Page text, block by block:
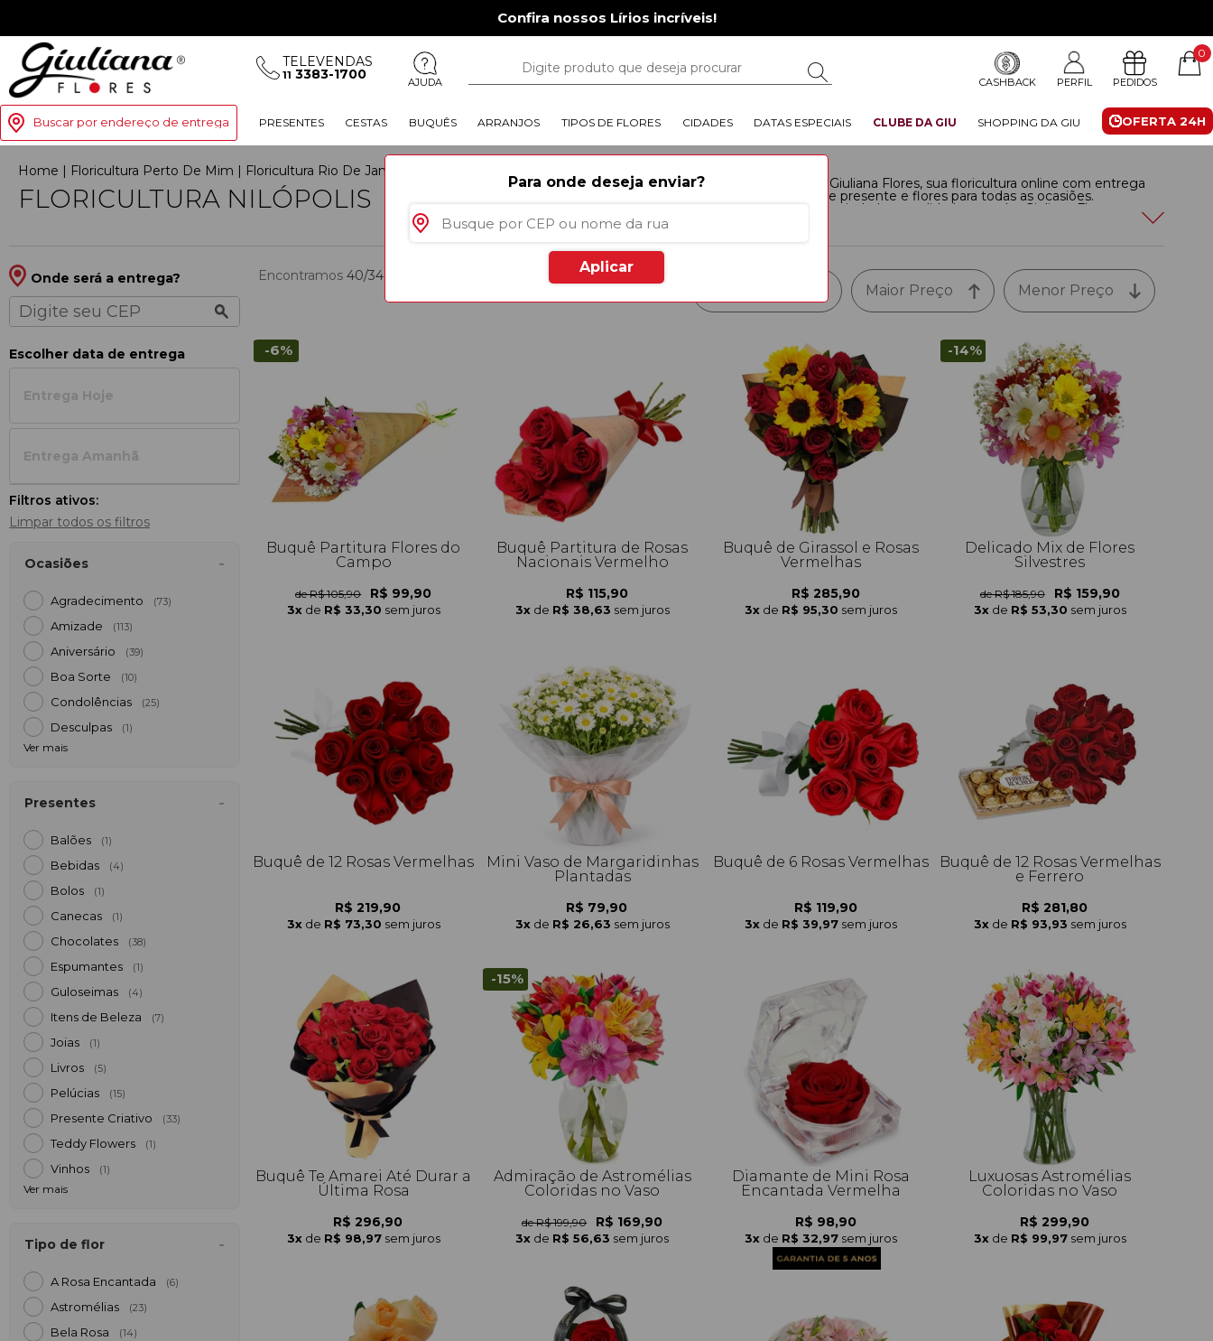
Confira nossos Lírios incríveis!
TELEVENDAS
11 3383-1700 AJUDA CASHBACK PERFIL PEDIDOS
0
Buscar por endereço de entrega OFERTA 24H
PRESENTES CESTAS BUQUÊS ARRANJOS TIPOS DE FLORES CIDADES DATAS ESPECIAIS CLUBE DA GIU SHOPPING DA GIU
Para onde deseja enviar?
Aplicar
Home | Floricultura Perto De Mim | Floricultura Rio De Janeiro
FLORICULTURA NILÓPOLIS Surpreenda em Nilópolis RJ com a Giuliana Flores, sua floricultura online com entrega
rápida de arranjos, buquês, cestas de presente e flores para todas as ocasiões.
Demonstre carinho e afeto com a variedade e qualidade que só a Giuliana Flores
oferece, levando beleza e alegria para cada momento especial na cidade.
Onde será a entrega?
Escolher data de entrega
Entrega Hoje
Entrega Amanh
Filtros ativos:
Limpar todos os filtros
Ocasiões
Agradecimento (73)
Amizade (113)
Aniversário (39)
Boa Sorte (10)
Condolências (25)
Desculpas (1)
Ver mais
Presentes
Balões (1)
Bebidas (4)
Bolos (1)
Canecas (1)
Chocolates (38)
Espumantes (1)
Guloseimas (4)
Itens de Beleza (7)
Joias (1)
Livros (5)
Pelúcias (15)
Presente Criativo (33)
Teddy Flowers (1)
Vinhos (1)
Ver mais
Tipo de flor
A Rosa Encantada (6)
Astromélias (23)
Bela Rosa (14)
Menor Preço
Maior Preço
Encontramos 40/346
-6%
Buquê Partitura Flores do
Campo
de R$ 105,90 R$ 99,90
3x de R$ 33,30 sem juros
Buquê Partitura de Rosas
Nacionais Vermelho
R$ 115,90
3x de R$ 38,63 sem juros
Buquê de Girassol e Rosas
Vermelhas
R$ 285,90
3x de R$ 95,30 sem juros
-14%
Delicado Mix de Flores
Silvestres
de R$ 185,90 R$ 159,90
3x de R$ 53,30 sem juros
Buquê de 12 Rosas Vermelhas
R$ 219,90
3x de R$ 73,30 sem juros
Mini Vaso de Margaridinhas
Plantadas
R$ 79,90
3x de R$ 26,63 sem juros
Buquê de 6 Rosas Vermelhas
R$ 119,90
3x de R$ 39,97 sem juros
Buquê de 12 Rosas Vermelhas
e Ferrero
R$ 281,80
3x de R$ 93,93 sem juros
Buquê Te Amarei Até Durar a
Última Rosa
R$ 296,90
3x de R$ 98,97 sem juros
-15%
Admiração de Astromélias
Coloridas no Vaso
de R$ 199,90 R$ 169,90
3x de R$ 56,63 sem juros
Diamante de Mini Rosa
Encantada Vermelha
R$ 98,90
3x de R$ 32,97 sem juros
Luxuosas Astromélias
Coloridas no Vaso
R$ 299,90
3x de R$ 99,97 sem juros